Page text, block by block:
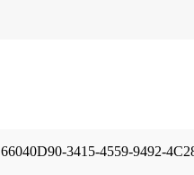
66040D90-3415-4559-9492-